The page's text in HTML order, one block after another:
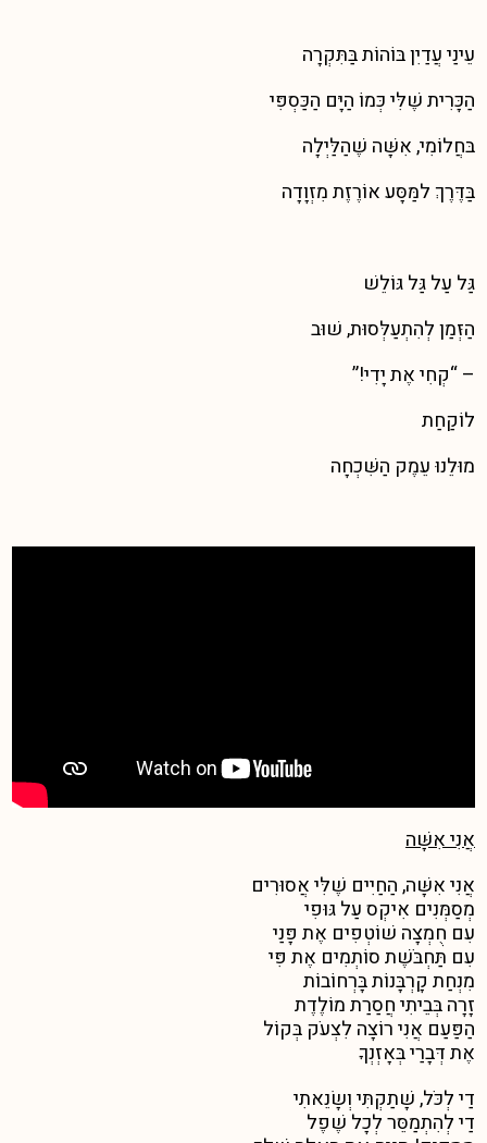
עֵינַי עֲדַיִן בּוֹהוֹת בַּתִּקְרָה
הַכָּרִית שֶׁלִּי כְּמוֹ הַיָּם הַכַּסְפִּי
בּחֲלוֹמִי, אִשָּׁה שֶׁהַלַּיְלָה
בַּדֶּרֶךְ למַּסָּע אוֹרֶזֶת מִזְוָדָה
גַּל עַל גַּל גּוֹלֵשׁ
הַזְּמַן לְהִתְעַלְּסוּת, שׁוּב
– “קְחִי אֶת יָדִי!”
לוֹקַחַת
מוּלֵנוּ עֵמֶק הַשִּׁכְחָה
אֲנִי אִשָּׁה
אֲנִי אִשָּׁה, הַחַיִים שֶׁלִּי אֲסוּרִים
מְסַמְּנִים אִיקְס עַל גּוּפִי
עִם חֻמְצָה שׁוֹטְפִים אֶת פָּנַי
עִם תַּחְבֹּשֶׁת סוֹתְמִים אֶת פִּי
מִנְחַת קָרְבָּנוֹת בָּרְחוֹבוֹת
זָרָה בְּבֵיתִי חֲסַרַת מוֹלֶדֶת
הַפַּעַם אֲנִי רוֹצָה לִצְעֹק בְּקוֹל
אֶת דְּבָרַי בְּאָזְנְךָ
דַי לְכֹּל, שָׁתַקְתִּי וְשָׂנֵאתִי
דַי לְהִתְמַסֵּר לְכָל שֶׁפֶל